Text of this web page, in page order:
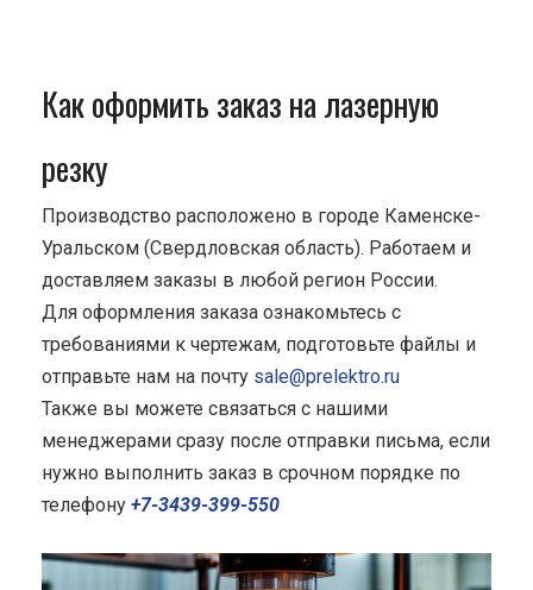
Как оформить заказ на лазерную
резку
Производство расположено в городе Каменске-
Уральском (Свердловская область). Работаем и
доставляем заказы в любой регион России.
Для оформления заказа ознакомьтесь с
требованиями к чертежам, подготовьте файлы и
отправьте нам на почту sale@prelektro.ru
Также вы можете связаться с нашими
менеджерами сразу после отправки письма, если
нужно выполнить заказ в срочном порядке по
телефону +7-3439-399-550